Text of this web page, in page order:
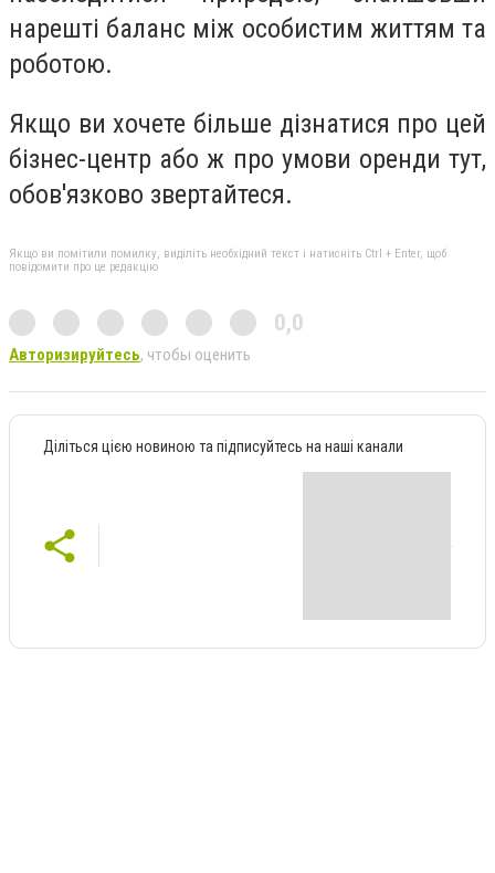
нарешті баланс між особистим життям та
роботою.
Якщо ви хочете більше дізнатися про цей
бізнес-центр або ж про умови оренди тут,
обов'язково звертайтеся.
Якщо ви помітили помилку, виділіть необхідний текст і натисніть Ctrl + Enter, щоб
повідомити про це редакцію
0,0
Авторизируйтесь, чтобы оценить
Діліться цією новиною та підписуйтесь на наші канали